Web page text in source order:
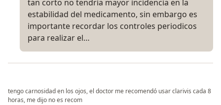
tan corto no tendria mayor incidencia en la
estabilidad del medicamento, sin embargo es
importante recordar los controles periodicos
para realizar el…
tengo carnosidad en los ojos, el doctor me recomendó usar clarivis cada 8
horas, me dijo no es recom